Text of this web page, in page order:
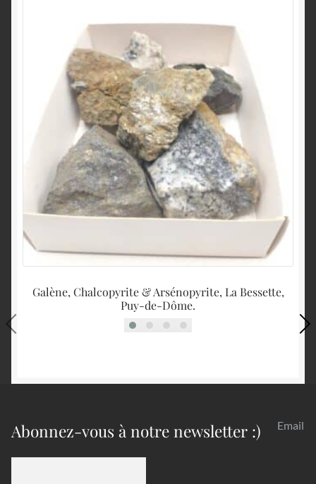
Galène, Chalcopyrite & Arsénopyrite, La Bessette,
Puy-de-Dôme.
Abonnez-vous à notre newsletter :) Email